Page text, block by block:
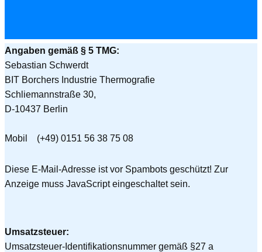
Angaben gemäß § 5 TMG:
Sebastian Schwerdt
BIT Borchers Industrie Thermografie
Schliemannstraße 30,
D-10437 Berlin
Mobil (+49) 0151 56 38 75 08
Diese E-Mail-Adresse ist vor Spambots geschützt! Zur
Anzeige muss JavaScript eingeschaltet sein.
Umsatzsteuer:
Umsatzsteuer-Identifikationsnummer gemäß §27 a